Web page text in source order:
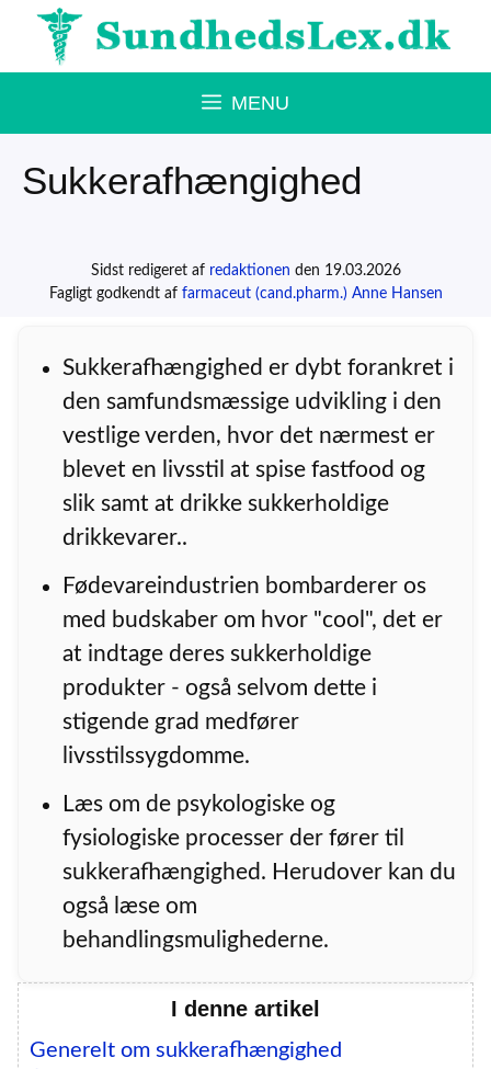
Hop
MENU
Sukkerafhængighed
Sidst redigeret af redaktionen den 19.03.2026
Fagligt godkendt af farmaceut (cand.pharm.) Anne Hansen
Sukkerafhængighed er dybt forankret i
den samfundsmæssige udvikling i den
vestlige verden, hvor det nærmest er
blevet en livsstil at spise fastfood og
slik samt at drikke sukkerholdige
drikkevarer..
Fødevareindustrien bombarderer os
med budskaber om hvor "cool", det er
at indtage deres sukkerholdige
produkter - også selvom dette i
stigende grad medfører
livsstilssygdomme.
Læs om de psykologiske og
fysiologiske processer der fører til
sukkerafhængighed. Herudover kan du
også læse om
behandlingsmulighederne.
I denne artikel
Generelt om sukkerafhængighed